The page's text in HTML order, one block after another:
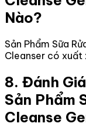
Nào?
Sản Phẩm Sữa
Cleanser có xuất
8. Đánh
Sản Phẩm
Cleanse